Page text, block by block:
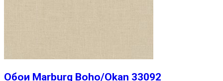
Обои Marburg Boho/Okan 33092